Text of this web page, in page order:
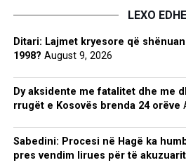
LEXO EDHE
Ditari: Lajmet kryesore që
1998? August 9, 2026
Dy aksidente me fatalitet dhe me
rrugët e Kosovës brenda 24 orëve
Sabedini: Procesi në Hagë ka
pres vendim lirues për të akuzuarit